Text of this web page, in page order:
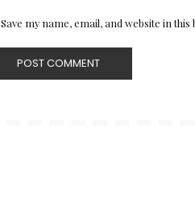
Save my name, email, and website in